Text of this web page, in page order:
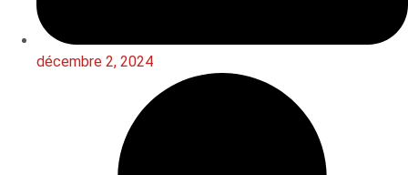
décembre 2, 2024